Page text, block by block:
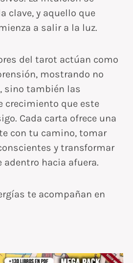
clave, y aquello que
a salir a la luz.
del tarot actúan como
mostrando no
sino también las
crecimiento que este
Cada carta ofrece una
con tu camino, tomar
y transformar
hacia afuera.
te acompañan en